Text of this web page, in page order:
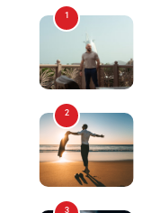
1
2
3